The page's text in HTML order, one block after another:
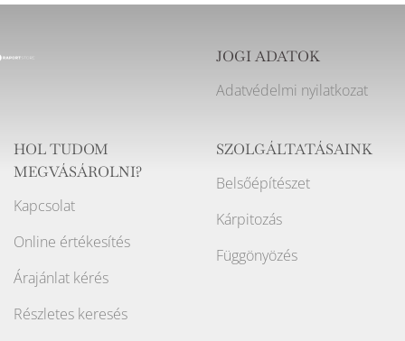
JOGI ADATOK
Adatvédelmi nyilatkozat
HOL TUDOM
MEGVÁSÁROLNI?
Kapcsolat
Online értékesítés
Árajánlat kérés
Részletes keresés
SZOLGÁLTATÁSAINK
Belsőépítészet
Kárpitozás
Függönyözés